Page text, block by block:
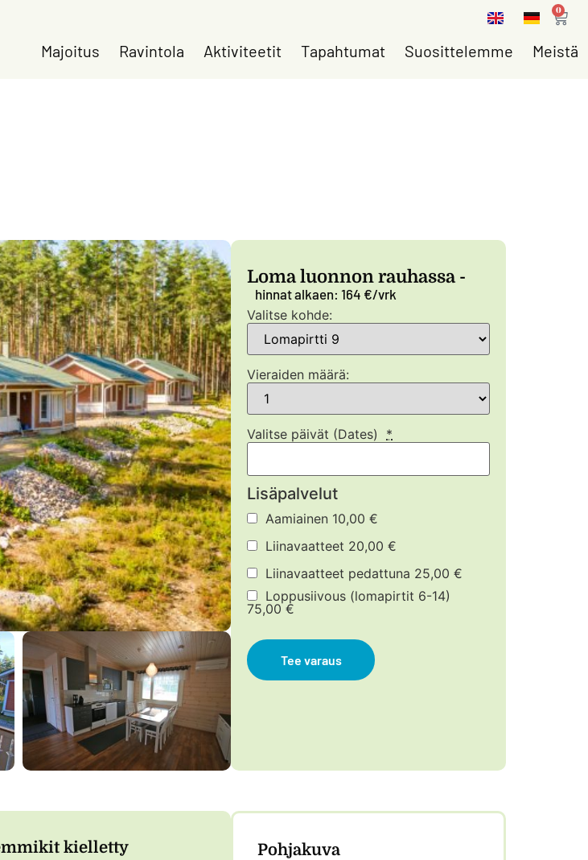
0
Majoitus Ravintola Aktiviteetit Tapahtumat Suosittelemme Meistä
Loma luonnon rauhassa -
hinnat alkaen: 164 €/vrk
Valitse kohde:
Vieraiden määrä:
Valitse päivät (Dates) *
Lisäpalvelut
Aamiainen 10,00 €
Liinavaatteet 20,00 €
Liinavaatteet pedattuna 25,00 €
Loppusiivous (lomapirtit 6-14)
75,00€
Tee varaus
Pohjakuva
kielletty